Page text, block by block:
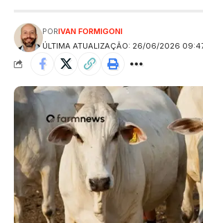
ÚLTIMA ATUALIZAÇÃO: 26/06/2026
PORIVAN FORMIGONI